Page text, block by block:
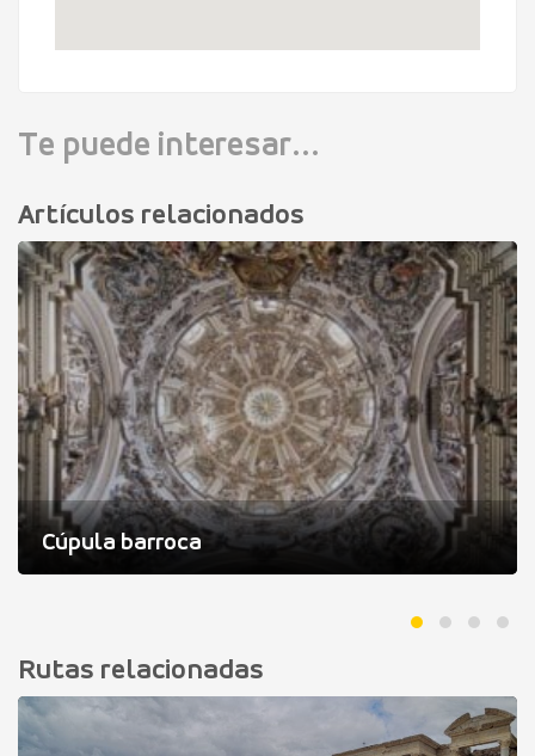
Te puede interesar...
Artículos relacionados
Cúpula barroca
Rutas relacionadas